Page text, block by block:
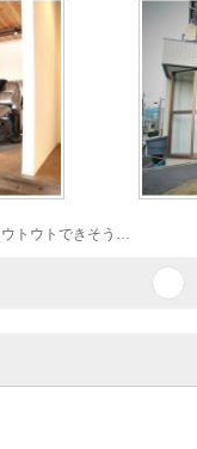
トウトできそう…